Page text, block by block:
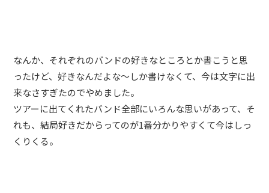
なんか、それぞれのバンドの好きなところとか書こうと思
ったけど、好きなんだよな〜しか書けなくて、今は文字に出
来なさすぎたのでやめました。
ツアーに出てくれたバンド全部にいろんな思いがあって、そ
れも、結局好きだからってのが1番分かりやすくて今はしっ
くりくる。